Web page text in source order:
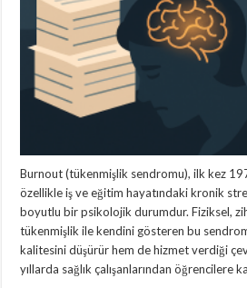
Burnout (tükenmişlik sendromu), ilk kez
özellikle iş ve eğitim hayatındaki kronik
boyutlu bir psikolojik durumdur. Fiziksel,
tükenmişlik ile kendini gösteren bu
kalitesini düşürür hem de hizmet verdiği
yıllarda sağlık çalışanlarından öğrencilere